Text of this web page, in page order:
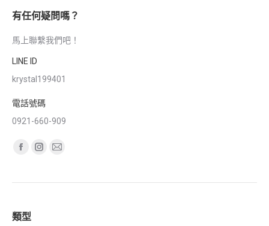
有任何疑問嗎？
馬上聯繫我們吧！
LINE ID
krystal199401
電話號碼
0921-660-909
Find us on:
Facebook
opens
new
Instagram
opens
Mail
opens
類型